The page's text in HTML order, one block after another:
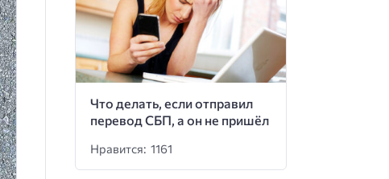
Что делать, если отправил
перевод СБП, а он не пришёл
Нравится: 1161